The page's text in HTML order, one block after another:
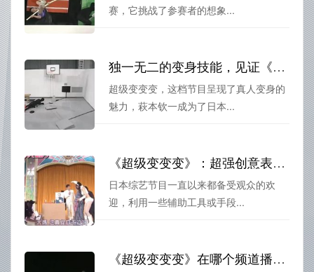
赛，它挑战了参赛者的想象...
独一无二的变身技能，见证《超级变变变》豪华变装秀
超级变变变，这档节目呈现了真人变身的
魅力，萩本钦一成为了日本...
《超级变变变》：超强创意表演，热播日本综艺节目
日本综艺节目一直以来都备受观众的欢
迎，利用一些辅助工具或手段...
《超级变变变》在哪个频道播？化身宠物、大象，在舞台上放飞自我